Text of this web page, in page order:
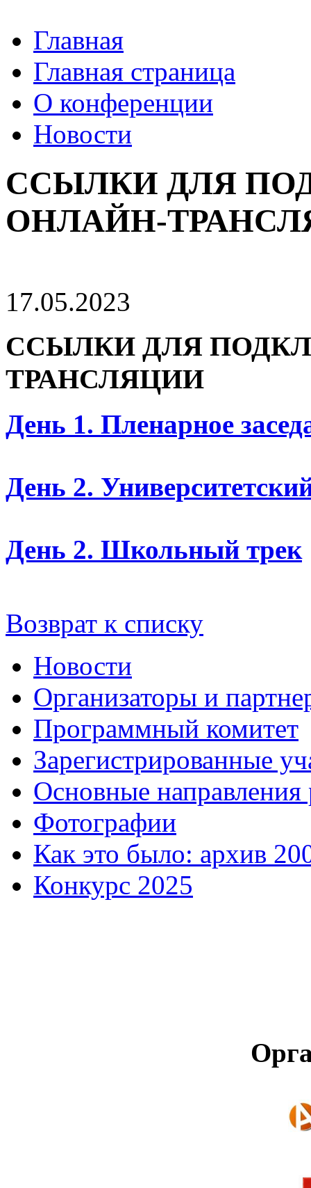
Главная
Главная страница
О конференции
Новости
ССЫЛКИ ДЛЯ
ОНЛАЙН-
17.05.2023
ССЫЛКИ ДЛЯ
ТРАНСЛЯЦИИ
День 1. Пленарное
День 2.
День 2. Школьный трек
Возврат к списку
Новости
Организаторы и
Программный комитет
Зарегистрированные
Основные направления
Фотографии
Как это было: архив
Конкурс 2025